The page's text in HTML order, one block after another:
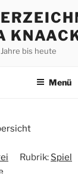
bis heute
Menü
Rubrik: Spiel